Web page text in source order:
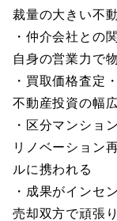
裁量の大きい不
・仲介会社との
自身の営業力で
・買取価格査定
不動産投資の幅
・区分マンショ
リノベーション
ルに携われる
・成果がインセ
売却双方で頑張